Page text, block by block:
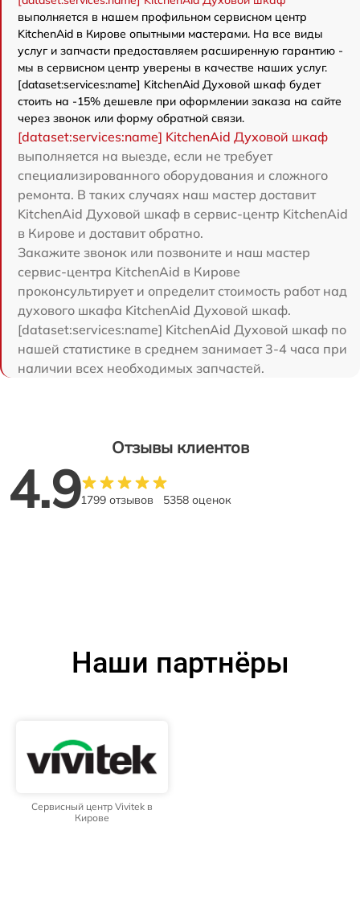
выполняется в нашем профильном сервисном центр
KitchenAid в Кирове опытными мастерами. На все виды
услуг и запчасти предоставляем расширенную гарантию -
мы в сервисном центр уверены в качестве наших услуг.
[dataset:services:name] KitchenAid Духовой шкаф будет
стоить на -15% дешевле при оформлении заказа на сайте
через звонок или форму обратной связи.
[dataset:services:name] KitchenAid Духовой шкаф
выполняется на выезде, если не требует
специализированного оборудования и сложного
ремонта. В таких случаях наш мастер доставит
KitchenAid Духовой шкаф в сервис-центр KitchenAid
в Кирове и доставит обратно.
Закажите звонок или позвоните и наш мастер
сервис-центра KitchenAid в Кирове
проконсультирует и определит стоимость работ над
духового шкафа KitchenAid Духовой шкаф.
[dataset:services:name] KitchenAid Духовой шкаф по
нашей статистике в среднем занимает 3-4 часа при
наличии всех необходимых запчастей.
Отзывы клиентов
4.91799 отзывов 5358 оценок
Наши партнёры
Сервисный центр Vivitek в
Кирове